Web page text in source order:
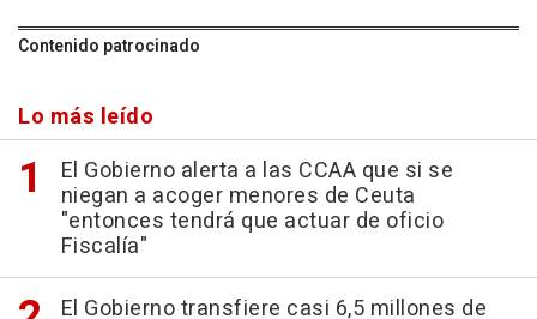
Contenido patrocinado
Lo más leído
El Gobierno alerta a las CCAA que si se
niegan a acoger menores de Ceuta
"entonces tendrá que actuar de oficio
Fiscalía"
El Gobierno transfiere casi 6,5 millones de